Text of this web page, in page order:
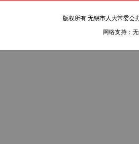
版权所有 无锡市人大常委会
网络支持：